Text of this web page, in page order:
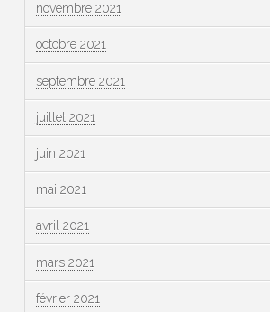
novembre 2021
octobre 2021
septembre 2021
juillet 2021
juin 2021
mai 2021
avril 2021
mars 2021
février 2021